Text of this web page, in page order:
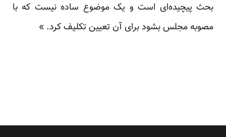
بحث پیچیده‌ای است و یک موضوع ساده نیست که با
مصوبه مجلس بشود برای آن تعیین تکلیف کرد. »